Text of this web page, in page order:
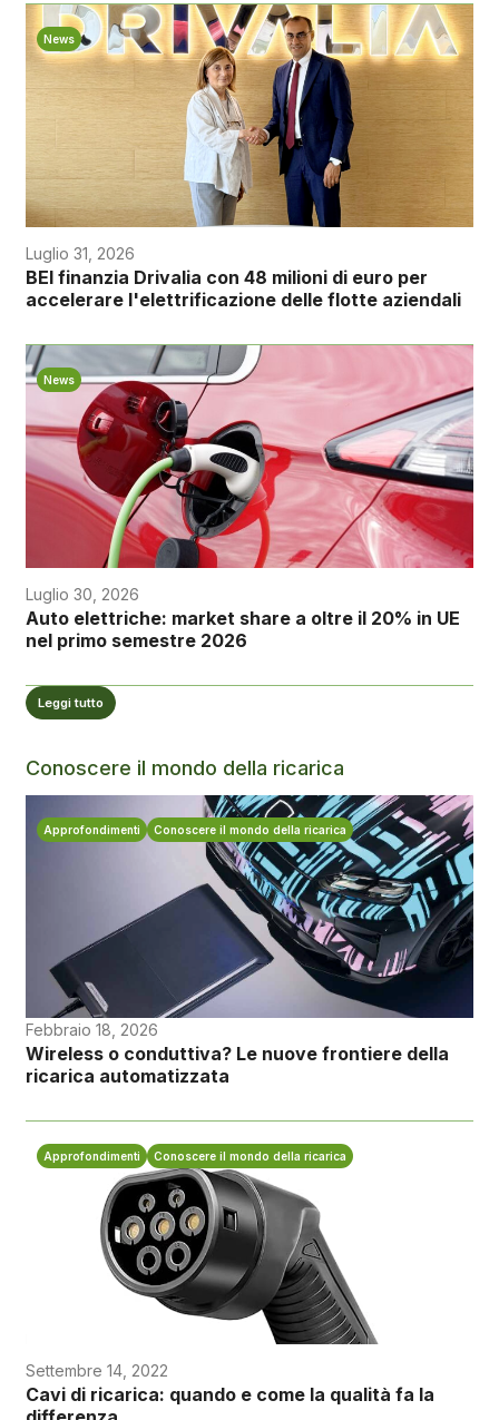
News
Luglio 31, 2026
BEI finanzia Drivalia con 48 milioni di euro per
accelerare l'elettrificazione delle flotte aziendali
News
Luglio 30, 2026
Auto elettriche: market share a oltre il 20% in UE
nel primo semestre 2026
Leggi tutto
Conoscere il mondo della ricarica
Approfondimenti Conoscere il mondo della ricarica
Febbraio 18, 2026
Wireless o conduttiva? Le nuove frontiere della
ricarica automatizzata
Approfondimenti Conoscere il mondo della ricarica
Settembre 14, 2022
Cavi di ricarica: quando e come la qualità fa la